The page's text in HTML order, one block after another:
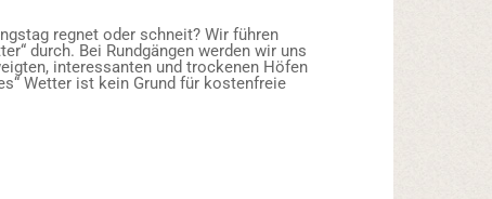
regnet oder schneit? Wir führen
durch. Bei Rundgängen werden wir uns
interessanten und trockenen Höfen
Wetter ist kein Grund für kostenfreie